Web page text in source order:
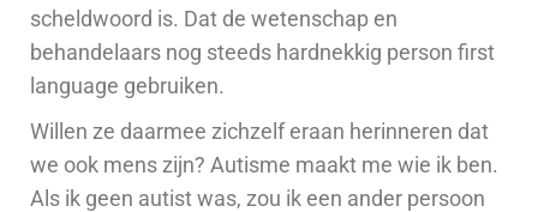
scheldwoord is. Dat de wetenschap en
behandelaars nog steeds hardnekkig person first
language gebruiken.
Willen ze daarmee zichzelferaan herinneren dat
we ook mens zijn? Autisme maakt me wie ik ben.
Als ik geen autist was, zou ik een ander persoon